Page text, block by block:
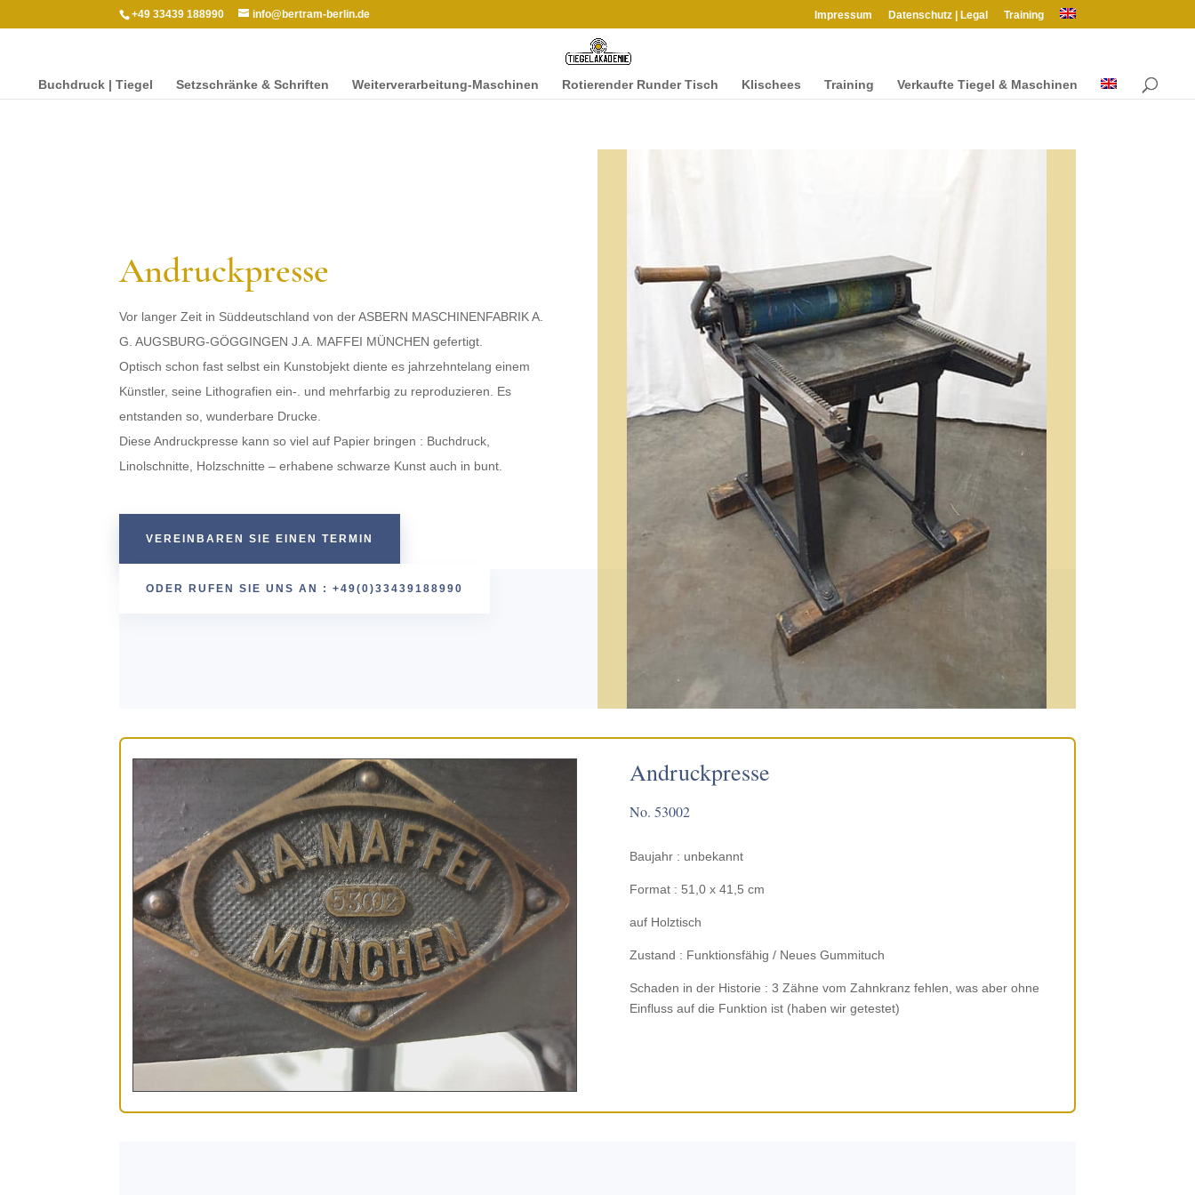
+49 33439 188990 info@bertram-berlin.de Impres­sum Daten­schutz | Legal Train­ing
Buch­druck | Tiegel Setzschränke & Schriften Weit­er­ver­ar­beitung-Maschi­­nen Rotieren­der Runder Tisch Klis­chees Train­ing Verkaufte Tiegel & Maschinen
Andruck­presse
Vor langer Zeit in Süddeutsch­land von der ASBERN MASCHI­NEN­FAB­RIK A.
G. AUGS­BURG-GÖGGIN­GEN J.A. MAFFEI MÜNCHEN gefer­tigt.
Optisch schon fast selbst ein Kunsto­b­jekt diente es jahrzehn­te­lang einem
Künstler, seine Lith­o­grafien ein-. und mehr­far­big zu repro­duzieren. Es
entstanden so, wunder­bare Drucke.
Diese Andruck­presse kann so viel auf Papier brin­gen : Buch­druck,
Linolschnitte, Holzschnitte – erhabene schwarze Kunst auch in bunt.
VERE­IN­BAREN SIE EINEN TERMIN
ODER RUFEN SIE UNS AN : +49(0)33439188990
Andruck­presse
No. 53002
Baujahr : unbekannt
Format : 51,0 x 41,5 cm
auf Holztisch
Zustand : Funk­tions­fähig / Neues Gummituch
Schaden in der Histo­rie : 3 Zähne vom Zahnkranz fehlen, was aber ohne
Einfluss auf die Funk­tion ist (haben wir getestet)